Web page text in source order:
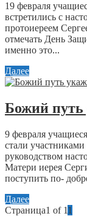
19 февраля
встретились с
протоиереем
отмечать День
именно это...
Далее
Божий путь
9 февраля
стали
руководством
Матери иерея
поступить по-
Далее
Страница1 of 11